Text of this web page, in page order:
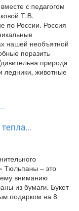
с педагогом
Т.В.
по России. Россия
нашей необъятной
поразить
природа
ледники, животные
Тюльпаны – это
вниманию
из бумаги. Букет
подарком на 8